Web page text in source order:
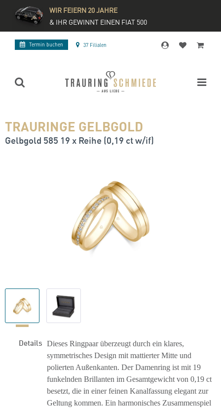
WIR FEIERN 20 JAHRE
& IHR GEWINNT EINEN FIAT 500
Termin buchen 37 Filialen
TRAURINGE GELBGOLD
Gelbgold 585 19 x Reihe (0,19 ct w/if)
Details Dieses Ringpaar überzeugt durch ein klares,
symmetrisches Design mit mattierter Mitte und
polierten Außenkanten. Der Damenring ist mit 19
funkelnden Brillanten im Gesamtgewicht von 0,19 ct
besetzt, die in einer feinen Kanalfassung elegant zur
Geltung kommen. Ein harmonisches Zusammenspiel